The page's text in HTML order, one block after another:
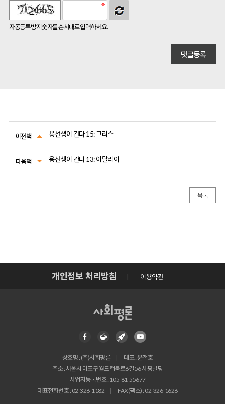
자동등록방지 숫자를 순서대로 입력하세요.
이전책 용선생이 간다 15: 그리스
다음책 용선생이 간다 13: 이탈리아
목록
개인정보 처리방침 이용약관
상호명 : (주)사회평론
대표 : 윤철호
주소 : 서울시 마포구 월드컵북로6길 56 사평빌딩
사업자등록번호 : 105-81-55677
대표전화번호 : 02-326-1182
FAX(팩스) : 02-326-1626